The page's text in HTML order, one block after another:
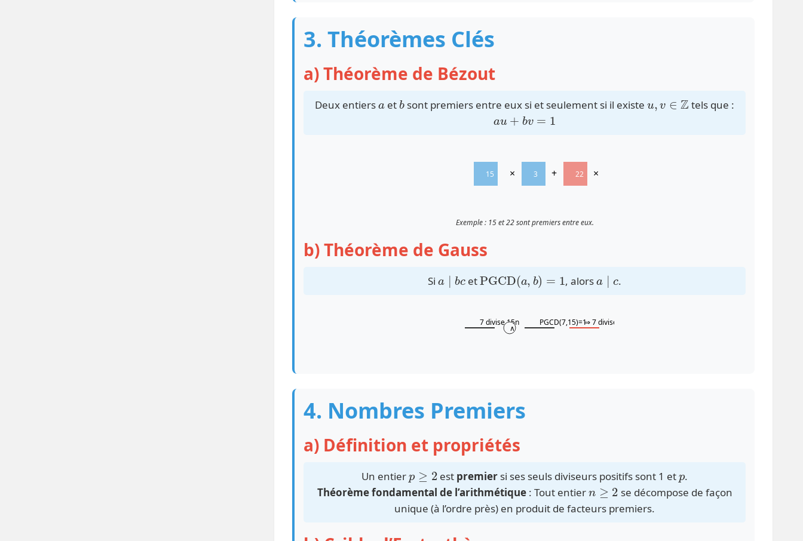
3. Théorèmes Clés
a) Théorème de Bézout
Deux entiers et sont premiers entre eux si et seulement si il existe tels que :
au+bv=1
15 × 3 + 22 ×
Exemple : 15 et 22 sont premiers entre eux.
b) Théorème de Gauss
Si
∣c
et
a =
, alors
∣
.
7 divise 15n
∧
PGCD(7,15)=1⇒ 7 divise n
4. Nombres Premiers
a) Définition et propriétés
Un entier est premiersi ses seuls diviseurs positifs sont 1 et
.
Théorème fondamental de l’arithmétique: Tout entier
n≥2
se décompose de façon
unique (à l’ordre près) en produit de facteurs premiers.